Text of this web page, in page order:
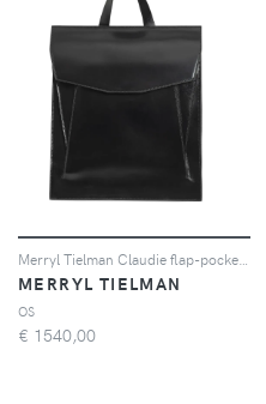
Merryl Tielman Claudie flap-pocket backpack - Nero
MERRYL TIELMAN
OS
€ 1540,00